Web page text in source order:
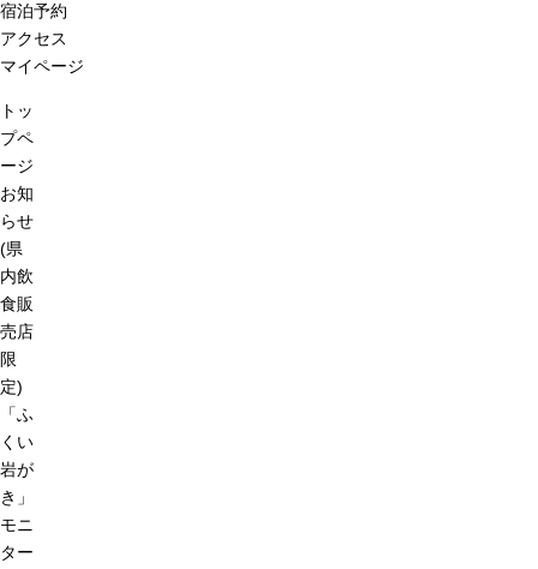
宿泊予約
アクセス
マイページ
トッ
プペ
ージ
お知
らせ
(県
内飲
食販
売店
限
定)
「ふ
くい
岩が
き」
モニ
ター